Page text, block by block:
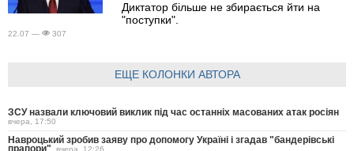
Диктатор більше не збирається йти на
"поступки".
22.07 — 307
ЕЩЕ КОЛОНКИ АВТОРА
ЗСУ назвали ключовий виклик під час останніх масованих атак росіян
вчера, 17:50
Навроцький зробив заяву про допомогу Україні і згадав "бандерівські
прапори" вчера, 12:26